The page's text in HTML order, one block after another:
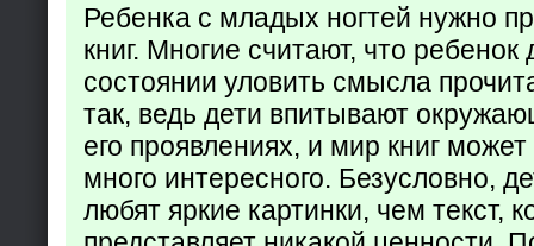
Ребенка с младых ногтей нужно
книг. Многие считают, что ребенок
состоянии уловить смысла
так, ведь дети впитывают
его проявлениях, и мир книг
много интересного. Безусловно,
любят яркие картинки, чем текст,